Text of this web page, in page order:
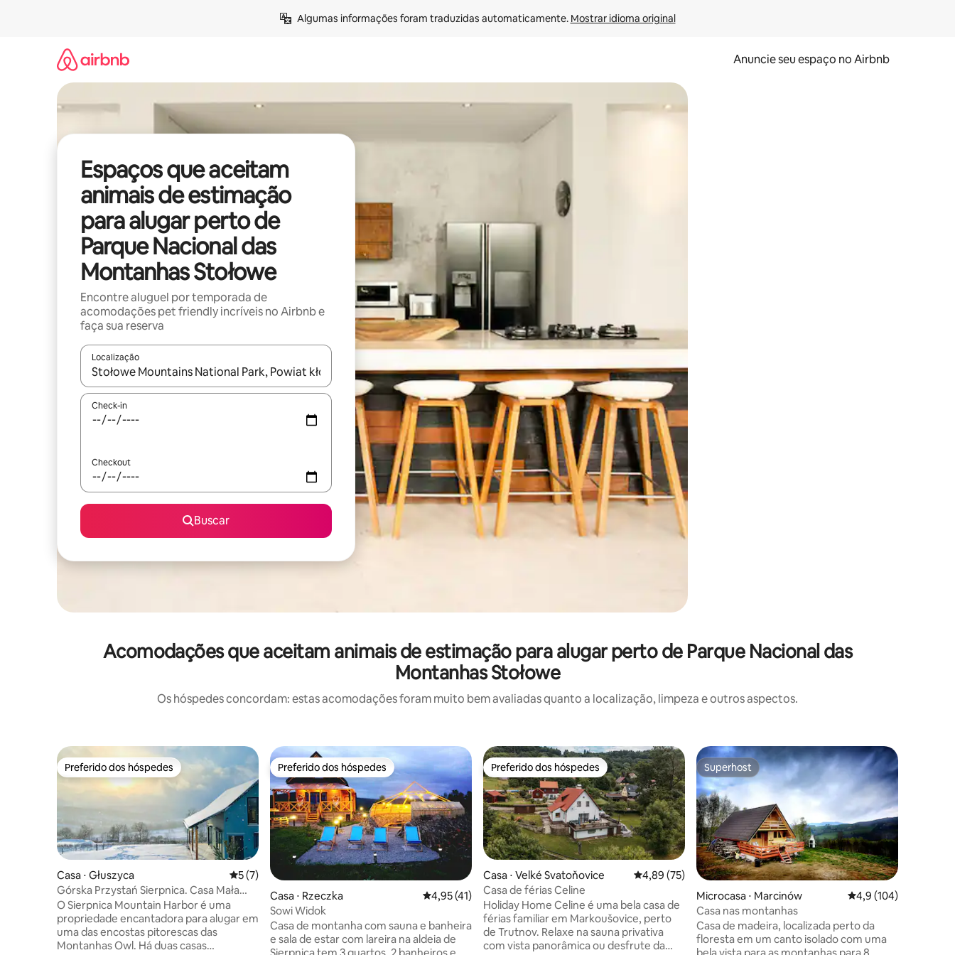
Algumas informações foram traduzidas automaticamente. Mostrar idioma original
Anuncie seu espaço no Airbnb
Espaços que aceitam
animais de estimação
para alugar perto de
Parque Nacional das
Montanhas Stołowe
Encontre aluguel por temporada de
acomodações pet friendly incríveis no Airbnb e
faça sua reserva
Localização
Quando os resultados estiverem disponíveis, explore-os usando as seta para cima e para baixo do teclado ou tocando e deslizando o dedo na tela.
Check-in
Checkout
Buscar
Acomodações que aceitam animais de estimação para alugar perto de Parque Nacional das
Montanhas Stołowe
Os hóspedes concordam: estas acomodações foram muito bem avaliadas quanto a localização, limpeza e outros aspectos.
Preferido dos hóspedes
Preferido dos hóspedes
Casa ⋅ Głuszyca 5 de uma avaliação média de 5, 7 avaliações
5 (7)
Górska Przystań Sierpnica. Casa Mała
Sówka
O Sierpnica Mountain Harbor é uma
propriedade encantadora para alugar em
uma das encostas pitorescas das
Montanhas Owl. Há duas casas
Preferido dos hóspedes
Preferido dos hóspedes
Casa ⋅ Rzeczka 4,95 de uma avaliação média de 5, 41 avaliações
4,95 (41)
Sowi Widok
Casa de montanha com sauna e banheira
e sala de estar com lareira na aldeia de
Preferido dos hóspedes
Preferido dos hóspedes
Casa ⋅ Velké Svatoňovice 4,89 de uma avaliação média de 5, 75 avaliações
4,89 (75)
Casa de férias Celine
Holiday Home Celine é uma bela casa de
férias familiar em Markoušovice, perto
de Trutnov. Relaxe na sauna privativa
com vista panorâmica ou desfrute da
Superhost
Superhost
Microcasa ⋅ Marcinów 4,9 de uma avaliação
4,9 (104)
Casa nas montanhas
Casa de madeira, localizada perto da
floresta em um canto isolado com uma